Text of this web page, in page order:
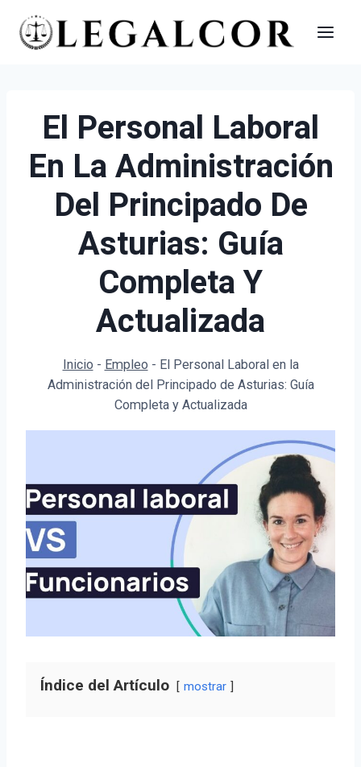
Saltar
El Personal Laboral
En La Administración
Del Principado De
Asturias: Guía
Completa Y
Actualizada
Inicio - Empleo - El Personal Laboral en la
Administración del Principado de Asturias: Guía
Completa y Actualizada
Índice del Artículo mostrar